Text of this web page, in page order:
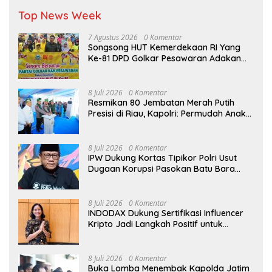
Top News Week
7 Agustus 2026 0 Komentar
Songsong HUT Kemerdekaan RI Yang
Ke-81 DPD Golkar Pesawaran Adakan
8 Juli 2026 0 Komentar
Resmikan 80 Jembatan Merah Putih
Presisi di Riau, Kapolri: Permudah Anak
8 Juli 2026 0 Komentar
IPW Dukung Kortas Tipikor Polri Usut
Dugaan Korupsi Pasokan Batu Bara
8 Juli 2026 0 Komentar
INDODAX Dukung Sertifikasi Influencer
Kripto Jadi Langkah Positif untuk
8 Juli 2026 0 Komentar
Buka Lomba Menembak Kapolda Jatim